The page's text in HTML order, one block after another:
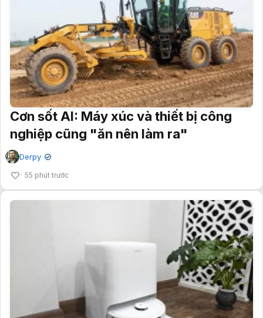
Cơn sốt AI: Máy xúc và thiết bị công
nghiệp cũng "ăn nên làm ra"
Derpy ✔
55 phút trước